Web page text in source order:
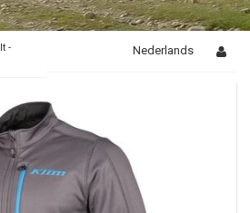
-
Nederlands